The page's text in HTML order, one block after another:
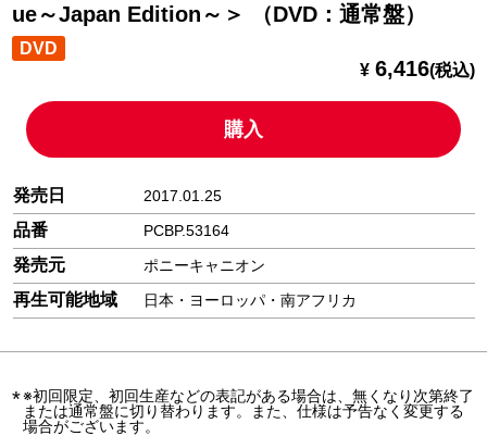
ue～Japan Edition～＞ （DVD：通常盤）
DVD
¥ 6,416(税込)
購入
発売日 2017.01.25
品番 PCBP.53164
発売元 ポニーキャニオン
再生可能地域 日本・ヨーロッパ・南アフリカ
※初回限定、初回生産などの表記がある場合は、無くなり次第終了
または通常盤に切り替わります。また、仕様は予告なく変更する
場合がございます。